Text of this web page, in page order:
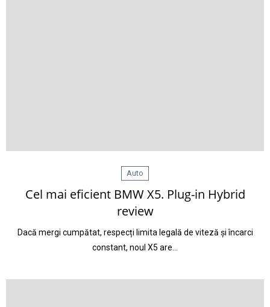
Auto
Cel mai eficient BMW X5. Plug-in Hybrid
review
Dacă mergi cumpătat, respecți limita legală de viteză și încarci
constant, noul X5 are…